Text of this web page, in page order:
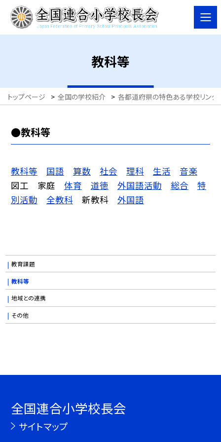
教科等
トップページ > 全国の学校紹介 > 各都道府県の特色ある学校リンク
●教科等
教科等 国語 算数 社会 理科 生活
音楽
図工 家庭 体育 道徳 外国語活動 総合
特
別活動
全教科新教科 外国語
教育課題
教科等
地域との連携
その他
全国連合小学校長会
サイトマップ